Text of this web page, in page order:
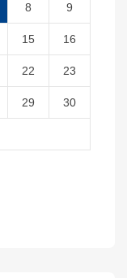
8 9
15 16
22 23
29 30